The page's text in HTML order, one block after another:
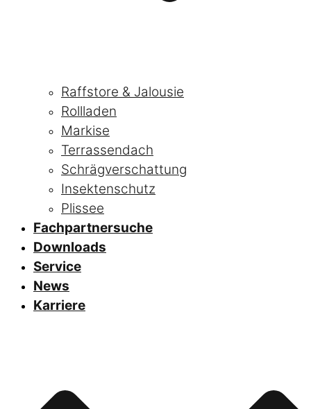
Raffstore & Jalousie
Rollladen
Markise
Terrassendach
Schrägverschattung
Insektenschutz
Plissee
Fachpartnersuche
Downloads
Service
News
Karriere